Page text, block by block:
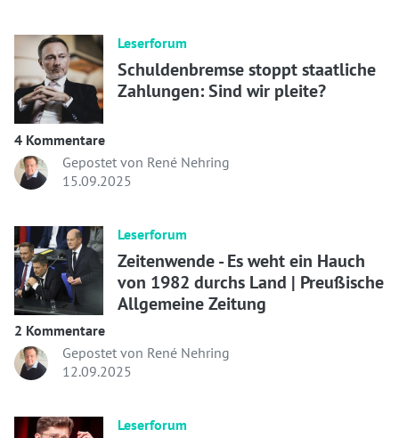
Leserforum
Schuldenbremse stoppt staatliche
Zahlungen: Sind wir pleite?
4 Kommentare
Gepostet von René Nehring
15.09.2025
Leserforum
Zeitenwende - Es weht ein Hauch
von 1982 durchs Land | Preußische
Allgemeine Zeitung
2 Kommentare
Gepostet von René Nehring
12.09.2025
Leserforum